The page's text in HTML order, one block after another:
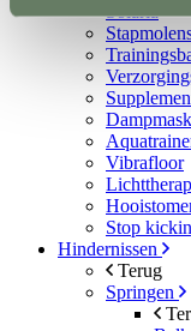
Solaria
Vibrafloor
Stop
Hindernissen
Terug
Springen